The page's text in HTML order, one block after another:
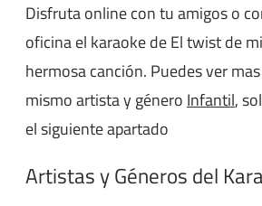
Disfruta online con tu amigos o
oficina el karaoke de El twist de
hermosa canción. Puedes ver
mismo artista y género Infantil,
el siguiente apartado
Artistas y Géneros del